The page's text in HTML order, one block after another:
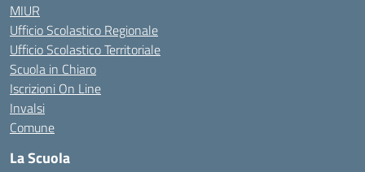
MIUR
Ufficio Scolastico Regionale
Ufficio Scolastico Territoriale
Scuola in Chiaro
Iscrizioni On Line
Invalsi
Comune
La Scuola